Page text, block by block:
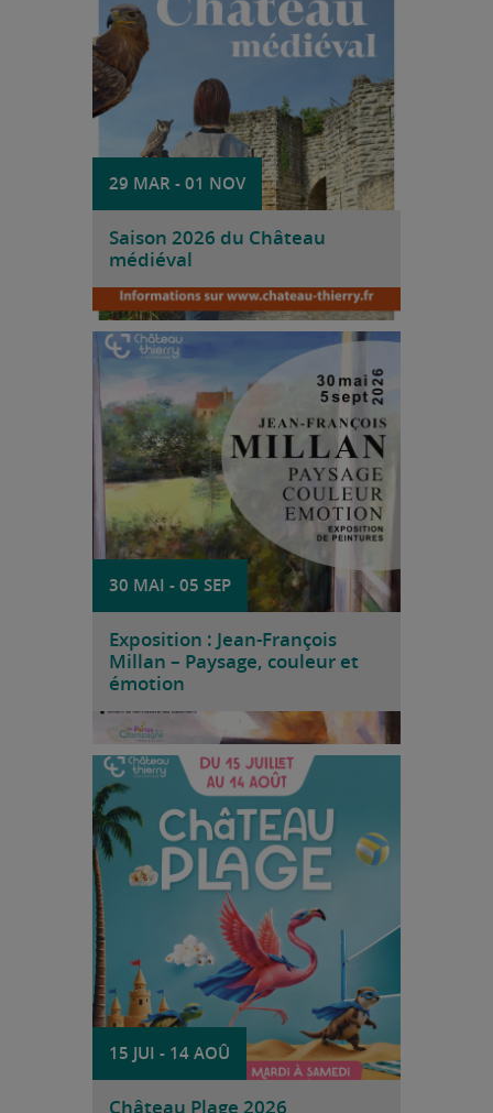
29 MAR -01 NOV
Saison 2026 du Château
médiéval
permanentes et des nombreux
événements proposés au cours de
la saison, jusqu'au 1
er
novembre 2026 !
➡️​ Retrouvez le programme des animations
2026 en téléchargement ici !
voir
30 MAI -05 SEP
Exposition : Jean-François
Millan – Paysage, couleur et
émotion
La Maison de l’Amitié France-Amérique
accueille une exposition consacrée à Jean-
François Millan intitulée « Paysage –
Couleur – Émotion ».
voir
15 JUI - 14 AOÛ
Château Plage 2026
Du 15 juillet au 14 août 2026, la Ville de
Château-Thierry vous invite à profiter
pleinement de l’été avec Château Plage,
installé au gymnase nautique, avenue
d’Essômes, en bords de Marne.
Accessible gratuitement, cet espace estival
propose un large éventail d’animations
culturelles, sportives, ludiques et bien-être
pour petits et grands, gratuites, dans une
ambiance chaleureuse et conviviale.
Transats, parasols et sable fin vous
attendent pour des journées détente et
amusement en plein air.